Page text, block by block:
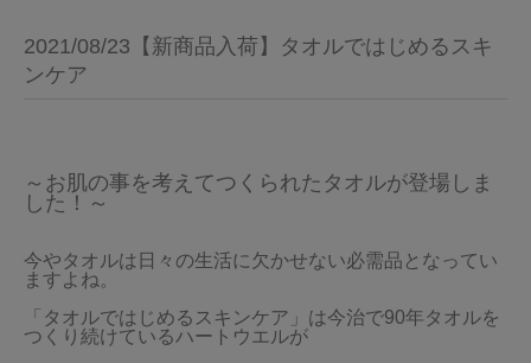
2021/08/23【新商品入荷】タオルではじめるスキ
ンケア
～お肌の事を考えてつくられたタオルが登場しま
した！～
今やタオルは日々の生活に欠かせない必需品となってい
ますよね。
「タオルではじめるスキンケア」は今治で90年タオルを
つくり続けているハートウエルが